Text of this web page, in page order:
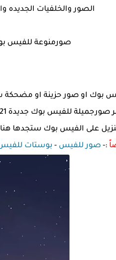
الصور والخلفيات الجديده
صورمنوعة للفيس
على الفيس بوك ستجدها
:-صور للفيس - بوستات